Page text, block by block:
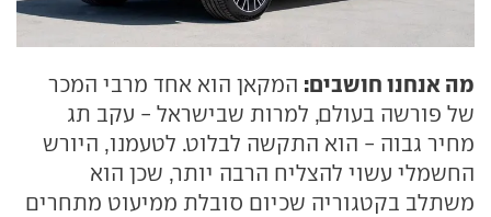
מה אנחנו חושבים: המקאן הוא אחד מרבי המכר
של פורשה בעולם, למרות שבישראל - עקב תג
מחיר גבוה - הוא התקשה לבלוט. לטעמנו, היורש
החשמלי עשוי להצליח הרבה יותר, שכן הוא
משתלב בקטגוריה שכיום סובלת ממיעוט מתחרים